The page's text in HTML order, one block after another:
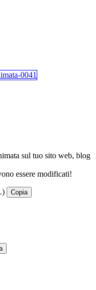
sul tuo sito web, blog
essere modificati!
Copia